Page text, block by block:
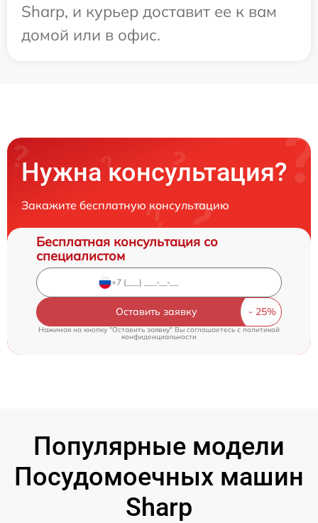
Sharp, и курьер доставит ее к вам
домой или в офис.
Нужна консультация?
Закажите бесплатную консультацию
Бесплатная консультация со
специалистом
Оставить заявку
Нажимая на кнопку "Оставить заявку" Вы соглашаетесь cполитикой
конфиденциальности
Популярные модели
Посудомоечных машин
Sharp